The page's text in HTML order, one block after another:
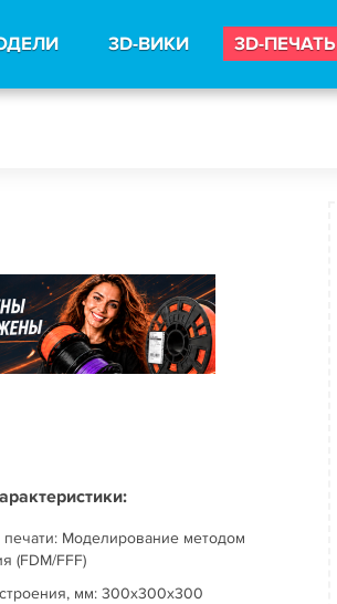
3D-ВИКИ 3D-ПЕЧАТЬ
печати: Моделирование методом
(FDM/FFF)
мм: 300х300х300